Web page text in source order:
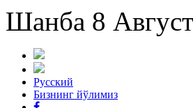
Шанба 8
Русский
Бизнинг йўлимиз